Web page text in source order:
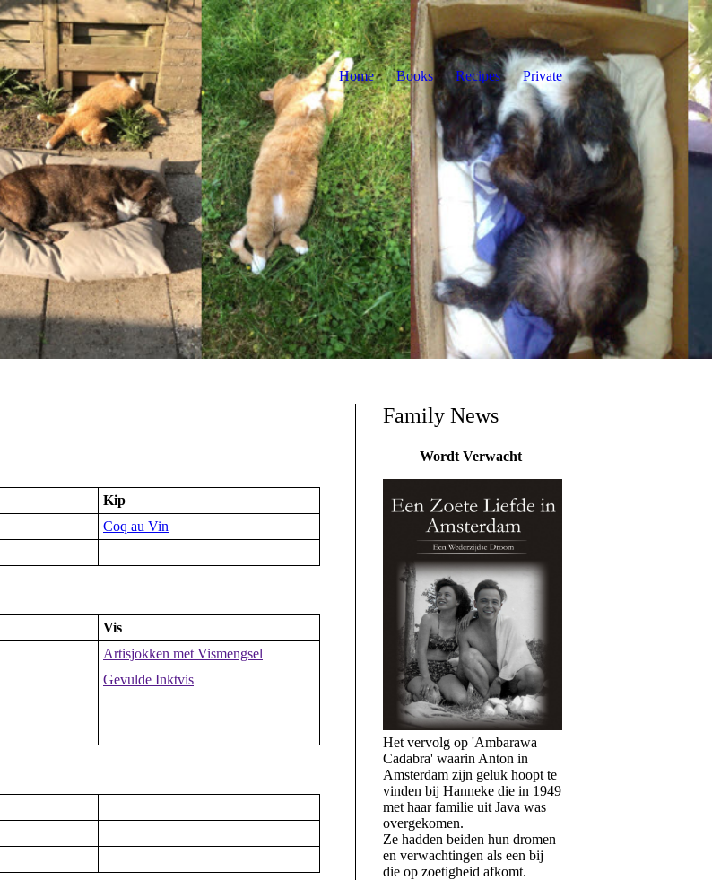
Kip
Coq au Vin
Vis
Artisjokken met Vismengsel
Gevulde Inktvis
Family News
Wordt Verwacht
Het vervolg op 'Ambarawa
Cadabra' waarin Anton in
Amsterdam zijn geluk hoopt te
vinden bij Hanneke die in 1949
met haar familie uit Java was
overgekomen.
Ze hadden beiden hun dromen
en verwachtingen als een bij
die op zoetigheid afkomt.
Home Books Recipes Private